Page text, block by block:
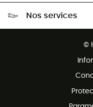
Nos services
©